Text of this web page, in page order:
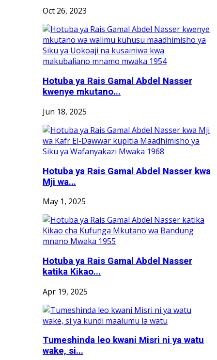
Oct 26, 2023
Hotuba ya Rais Gamal Abdel Nasser
kwenye mkutano...
Jun 18, 2025
Hotuba ya Rais Gamal Abdel Nasser kwa
Mji wa...
May 1, 2025
Hotuba ya Rais Gamal Abdel Nasser
katika Kikao...
Apr 19, 2025
Tumeshinda leo kwani Misri ni ya watu
wake, si...